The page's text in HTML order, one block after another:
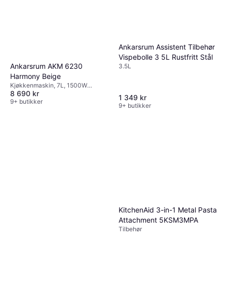
Ankarsrum AKM 6230
Harmony Beige
Kjøkkenmaskin, 7L, 1500W
Timerfunksjon, Trinnløs
8 690 kr
9+ butikker
Ankarsrum Assistent Tilbehør
Vispebolle 3 5L Rustfritt Stål
3.5L
1 349 kr
9+ butikker
KitchenAid 3-in-1 Metal Pasta
Attachment 5KSM3MPA
Tilbehør